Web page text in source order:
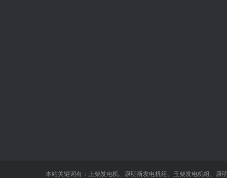
本站关键词有： 上柴发电机、 康明斯发电机组 、 玉柴发电机组 、 康